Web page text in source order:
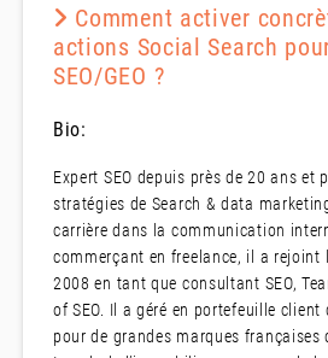
Comment activer
actions Social Search
SEO/GEO ?
Bio:
Expert SEO depuis près de 20 ans et
stratégies de Search & data
carrière dans la communication
commerçant en freelance, il a rejoint
2008 en tant que consultant SEO,
of SEO. Il a géré en portefeuille
pour de grandes marques françaises